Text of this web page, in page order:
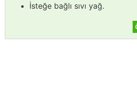
İsteğe bağlı sıvı yağ.